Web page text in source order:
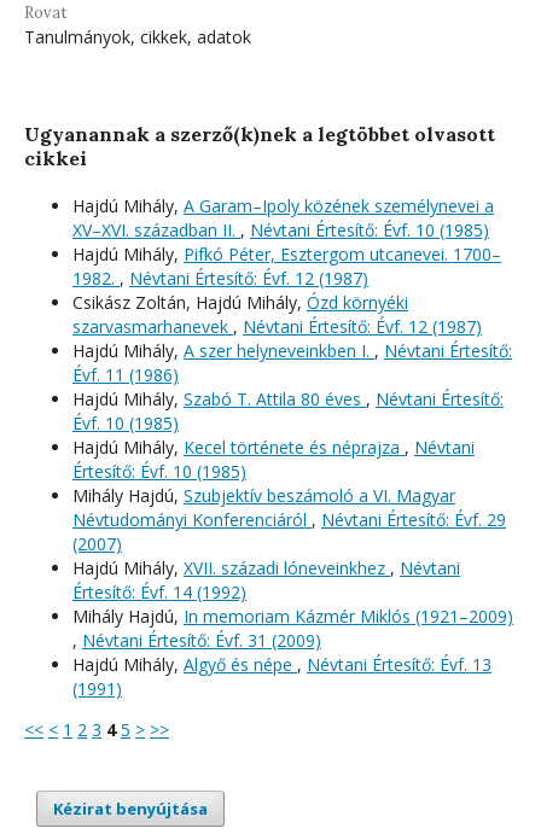
Rovat
Tanulmányok, cikkek, adatok
Ugyanannak a szerző(k)nek a legtöbbet olvasott
cikkei
Hajdú Mihály, A Garam–Ipoly közének személynevei a
XV–XVI. században II. , Névtani Értesítő: Évf. 10 (1985)
Hajdú Mihály, Pifkó Péter, Esztergom utcanevei. 1700–
1982. , Névtani Értesítő: Évf. 12 (1987)
Csikász Zoltán, Hajdú Mihály, Ózd környéki
szarvasmarhanevek , Névtani Értesítő: Évf. 12 (1987)
Hajdú Mihály, A szer helyneveinkben I. , Névtani Értesítő:
Évf. 11 (1986)
Hajdú Mihály, Szabó T. Attila 80 éves , Névtani Értesítő:
Évf. 10 (1985)
Hajdú Mihály, Kecel története és néprajza , Névtani
Értesítő: Évf. 10 (1985)
Mihály Hajdú, Szubjektív beszámoló a VI. Magyar
Névtudományi Konferenciáról , Névtani Értesítő: Évf. 29
(2007)
Hajdú Mihály, XVII. századi lóneveinkhez , Névtani
Értesítő: Évf. 14 (1992)
Mihály Hajdú, In memoriam Kázmér Miklós (1921–2009)
, Névtani Értesítő: Évf. 31 (2009)
Hajdú Mihály, Algyő és népe , Névtani Értesítő: Évf. 13
(1991)
<< < 1 2 3 4 5 > >>
Kézirat benyújtása